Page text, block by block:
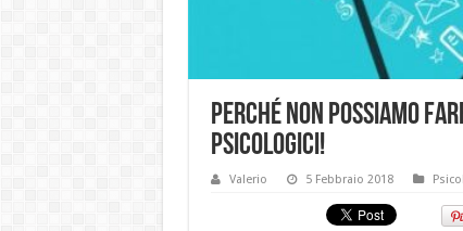
Perché non possiamo
psicologici!
Valerio 5 Febbraio 2018